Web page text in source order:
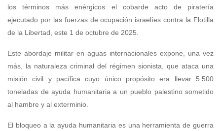
los términos más enérgicos el cobarde acto de piratería
ejecutado por las fuerzas de ocupación israelíes contra la Flotilla
de la Libertad, este 1 de octubre de 2025.
Este abordaje militar en aguas internacionales expone, una vez
más, la naturaleza criminal del régimen sionista, que ataca una
misión civil y pacífica cuyo único propósito era llevar 5.500
toneladas de ayuda humanitaria a un pueblo palestino sometido
al hambre y al exterminio.
El bloqueo a la ayuda humanitaria es una herramienta de guerra